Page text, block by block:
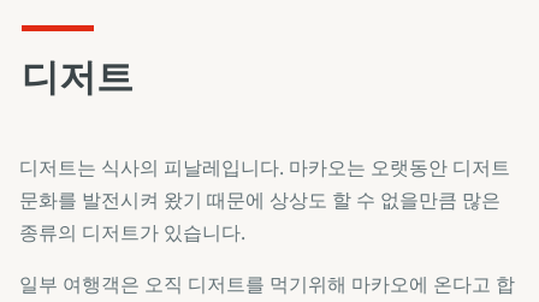
디저트
디저트는 식사의 피날레입니다. 마카오는 오랫동안 디저트
문화를 발전시켜 왔기 때문에 상상도 할 수 없을만큼 많은
종류의 디저트가 있습니다.
일부 여행객은 오직 디저트를 먹기위해 마카오에 온다고 합